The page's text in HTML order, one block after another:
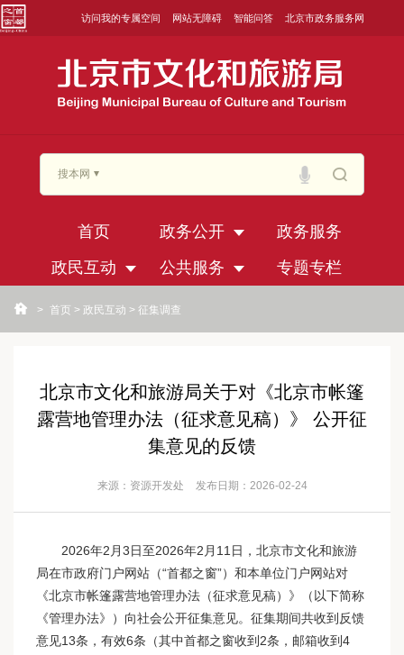
访问我的专属空间 网站无障碍 智能问答 北京市政务服务网
搜本网
首页 政务公开
政务服务
政民互动
公共服务 专题专栏
> 首页 > 政民互动 > 征集调查
北京市文化和旅游局关于对《北京市帐篷
露营地管理办法（征求意见稿）》 公开征
集意见的反馈
来源：资源开发处 发布日期：2026-02-24
2026年2月3日至2026年2月11日，北京市文化和旅游
局在市政府门户网站（“首都之窗”）和本单位门户网站对
《北京市帐篷露营地管理办法（征求意见稿）》（以下简称
《管理办法》）向社会公开征集意见。征集期间共收到反馈
意见13条，有效6条（其中首都之窗收到2条，邮箱收到4